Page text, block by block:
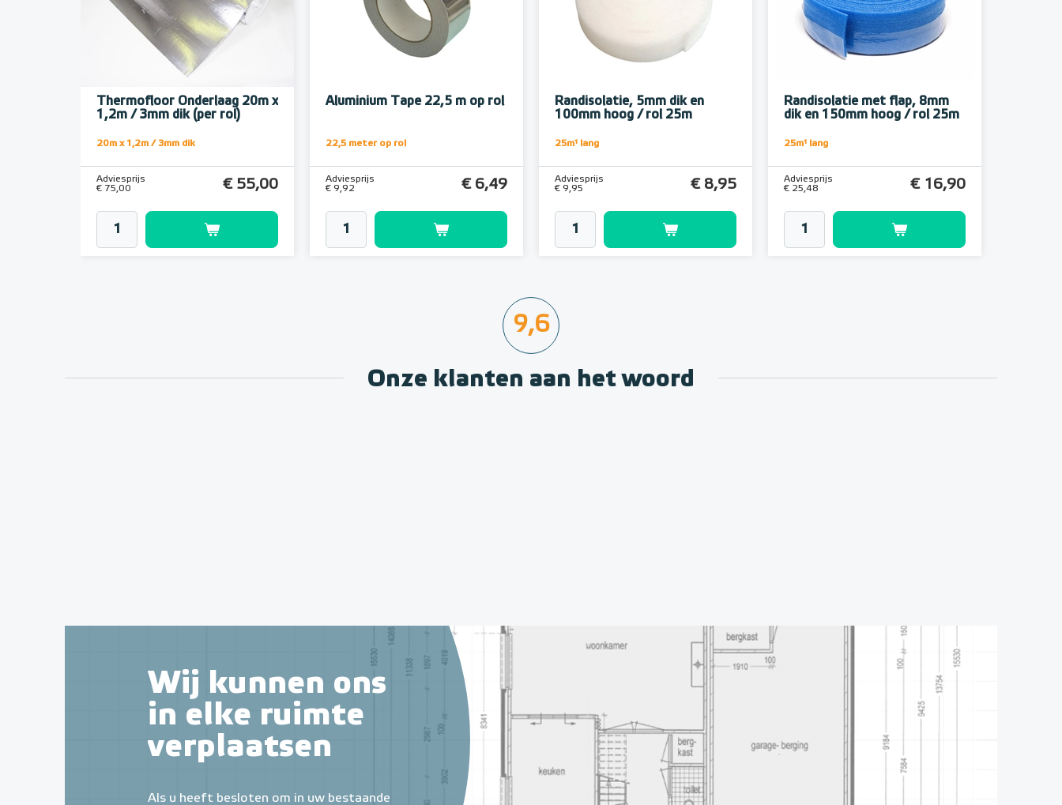
Thermofloor Onderlaag 20m x
1,2m / 3mm dik (per rol)
20m x 1,2m / 3mm dik
Adviesprijs
€ 75,00
€ 55,00
Aluminium Tape 22,5 m op rol
22,5 meter op rol
Adviesprijs
€ 9,92
€ 6,49
Randisolatie, 5mm dik en
100mm hoog / rol 25m
25m¹ lang
Adviesprijs
€ 9,95
€ 8,95
Randisolatie met flap, 8mm
dik en 150mm hoog / rol 25m
25m¹ lang
Adviesprijs
€ 25,48
€ 16,90
9,6
Onze klanten aan het woord
Wij kunnen ons
in elke ruimte
verplaatsen
Als u heeft besloten om in uw bestaande